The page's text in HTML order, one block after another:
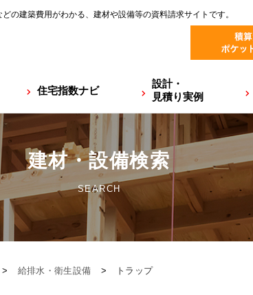
の建築費用がわかる、建材や設備等の資料請求サイトです。
住宅指数ナビ
設計・
見積り実例
建材・設備検索
SEARCH
> 給排水・衛生設備 > トラップ